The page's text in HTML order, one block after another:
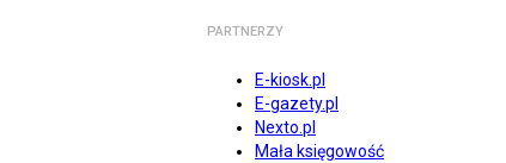
PARTNERZY
E-kiosk.pl
E-gazety.pl
Nexto.pl
Mała księgowość